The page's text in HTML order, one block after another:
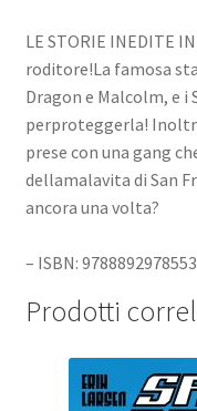
LE STORIE INEDITE
roditore!La famosa
Dragon e Malcolm, e i
perproteggerla!
prese con una gang
dellamalavita di San
ancora una volta?
– ISBN: 9788892978553
Prodotti